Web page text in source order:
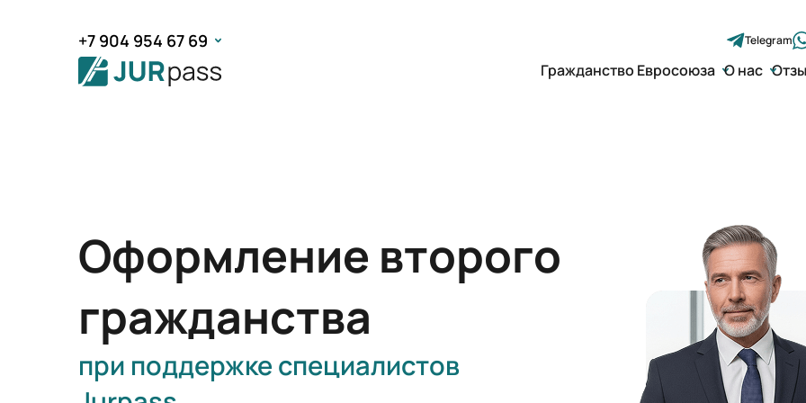
+7 904 954 67 69 Telegram
Гражданство Евросоюза О нас
Оформление второго
гражданства
при поддержке специалистов